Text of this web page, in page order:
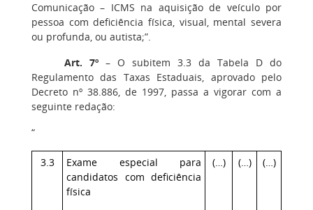
Comunicação – ICMS na aquisição de veículo por
pessoa com deficiência física, visual, mental severa
ou profunda, ou autista;”.
Art. 7º – O subitem 3.3 da Tabela D do
Regulamento das Taxas Estaduais, aprovado pelo
Decreto nº 38.886, de 1997, passa a vigorar com a
seguinte redação:
“
3.3
Exame especial para
candidatos com deficiência
física
(…) (…) (…)